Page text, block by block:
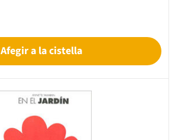
Afegir a la cistella